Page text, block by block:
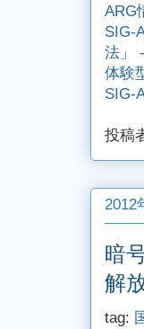
ARG
SIG-
法」
体験
SIG-
投稿
2012
暗
解
tag: